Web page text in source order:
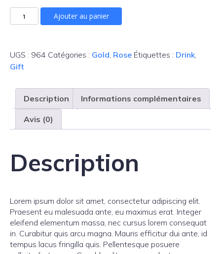
quantité
de
Wine
New
Ajouter au panier
UGS : 964 Catégories : Gold, Rose Étiquettes : Drink,
Gift
Description Informations complémentaires
Avis (0)
Description
Lorem ipsum dolor sit amet, consectetur adipiscing elit.
Praesent eu malesuada ante, eu maximus erat. Integer
eleifend elementum massa, nec cursus lorem consequat
in. Curabitur quis arcu magna. Mauris efficitur dui ante, id
tempus lacus fringilla quis. Pellentesque posuere